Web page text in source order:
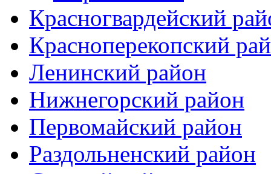
Красногвардейский
Красноперекопский
Ленинский район
Нижнегорский район
Первомайский район
Раздольненский район